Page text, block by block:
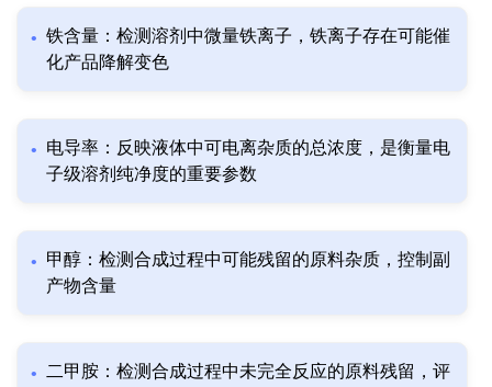
铁含量：检测溶剂中微量铁离子，铁离子存在可能催
化产品降解变色
电导率：反映液体中可电离杂质的总浓度，是衡量电
子级溶剂纯净度的重要参数
甲醇：检测合成过程中可能残留的原料杂质，控制副
产物含量
二甲胺：检测合成过程中未完全反应的原料残留，评